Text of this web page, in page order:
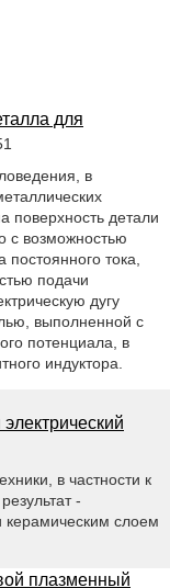
для
в
поверхность детали
с возможностью
тока,
подачи
дугу
выполненной с
потенциала, в
индуктора.
в частности к
-
керамическим слоем
плазменный